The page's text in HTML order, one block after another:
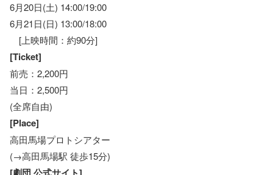
6月20日(土) 14:00/19:00
6月21日(日) 13:00/18:00
[上映時間：約90分]
[Ticket]
前売：2,200円
当日：2,500円
(全席自由)
[Place]
高田馬場プロトシアター
(→高田馬場駅 徒歩15分)